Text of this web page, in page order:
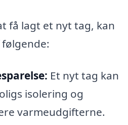
få lagt et nyt tag, kan
Et nyt tag kan
isolering og
varmeudgifterne.